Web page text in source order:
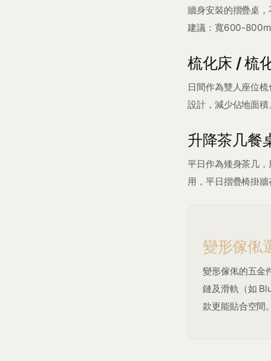
牆身安裝的摺疊桌
建議：寬600-
梳化床 / 梳
日間作為雙人座位
設計，減少佔地面
升降茶几餐
平日作為矮身茶几
用，平日摺疊椅掛
變形傢俬
變形傢俬的五金
鏈及滑軌（如
款更能貼合空間